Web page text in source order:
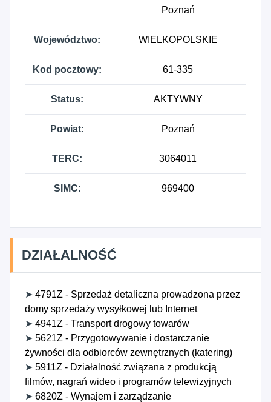
Poznań
Województwo: WIELKOPOLSKIE
Kod pocztowy: 61-335
Status: AKTYWNY
Powiat: Poznań
TERC: 3064011
SIMC: 969400
DZIAŁALNOŚĆ
➤ 4791Z - Sprzedaż detaliczna prowadzona przez
domy sprzedaży wysyłkowej lub Internet
➤ 4941Z - Transport drogowy towarów
➤ 5621Z - Przygotowywanie i dostarczanie
żywności dla odbiorców zewnętrznych (katering)
➤ 5911Z - Działalność związana z produkcją
filmów, nagrań wideo i programów telewizyjnych
➤ 6820Z - Wynajem i zarządzanie